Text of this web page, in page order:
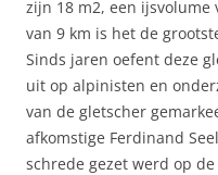
zijn 18 m2, een ijsvolume
van 9 km is het de
Sinds jaren oefent deze
uit op alpinisten en
van de gletscher
afkomstige Ferdinand
schrede gezet werd op